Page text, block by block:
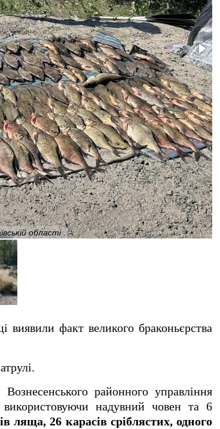
області
виявили факт великого браконьєрства
районного управління
надувний човен та 6
ляща, 26 карасів сріблястих, одного